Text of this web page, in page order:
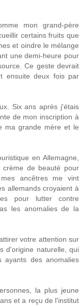
mon grand-père
certains fruits que
et oindre le mélange
une demi-heure pour
Ce geste devrait
ensuite deux fois par
Six ans après j'étais
de mon inscription à
ma grande mère et le
en Allemagne,
de beauté pour
ancêtres me vint
allemands croyaient à
pour lutter contre
les anomalies de la
votre attention sur
d'origine naturelle, qui
ayants des anomalies
la plus jeune
et a reçu de l'institut